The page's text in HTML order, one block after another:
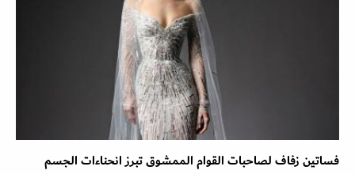
فساتين زفاف لصاحبات القوام الممشوق تبرز انحناءات الجسم